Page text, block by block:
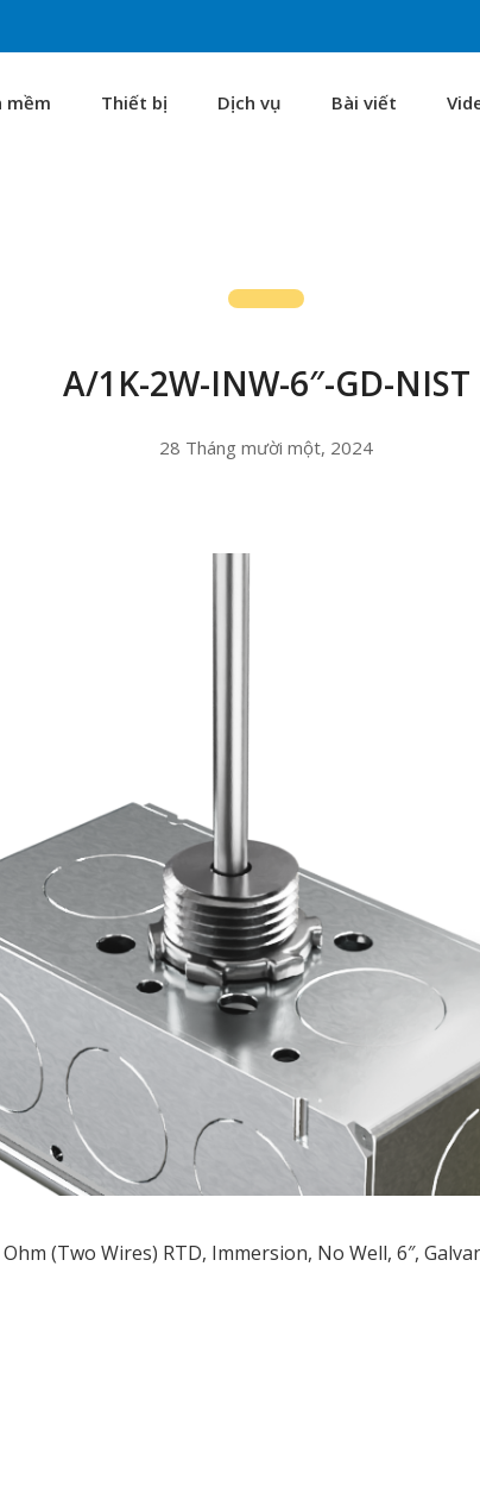
mềm Thiết bị Dịch vụ Bài viết
A/1K-2W-INW-6″-GD-NIST
28 Tháng mười một, 2024
Ohm (Two Wires) RTD, Immersion, No Well, 6″,